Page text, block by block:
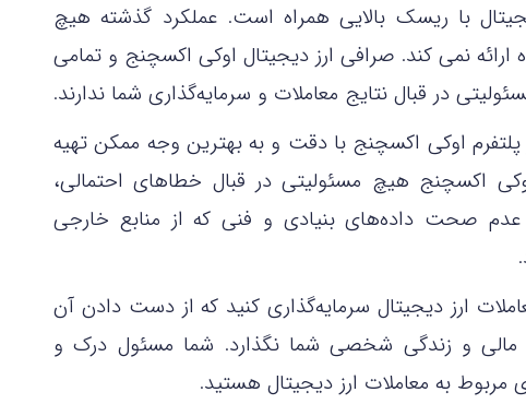
با ریسک بالایی همراه است. عملکرد گذشته هیچ
ارائه نمی‌ کند. صرافی ارز دیجیتال اوکی اکسچنج و تمامی
در قبال نتایج معاملات و سرمایه‌گذاری شما ندارند.
اوکی اکسچنج با دقت و به بهترین وجه ممکن تهیه
اکسچنج هیچ مسئولیتی در قبال خطاهای احتمالی،
عدم صحت داده‌های بنیادی و فنی که از منابع خارجی
ارز دیجیتال سرمایه‌گذاری کنید که از دست دادن آن
مالی و زندگی شخصی شما نگذارد. شما مسئول درک و
به معاملات ارز دیجیتال هستید.